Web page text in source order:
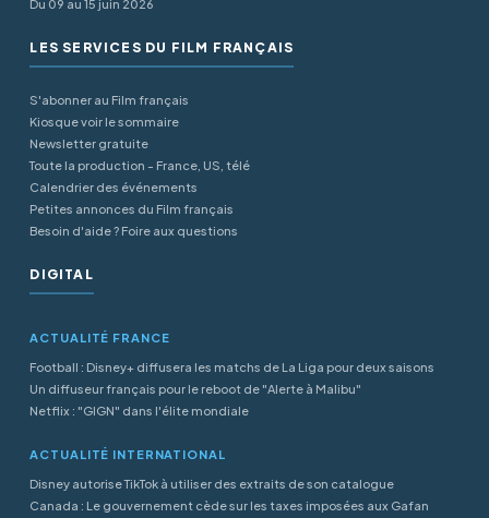
Du 09 au 15 juin 2026
LES SERVICES DU FILM FRANÇAIS
S'abonner au Film français
Kiosque voir le sommaire
Newsletter gratuite
Toute la production - France, US, télé
Calendrier des événements
Petites annonces du Film français
Besoin d'aide ? Foire aux questions
DIGITAL
ACTUALITÉ FRANCE
Football : Disney+ diffusera les matchs de La Liga pour deux saisons
Un diffuseur français pour le reboot de "Alerte à Malibu"
Netflix : "GIGN" dans l'élite mondiale
ACTUALITÉ INTERNATIONAL
Disney autorise TikTok à utiliser des extraits de son catalogue
Canada : Le gouvernement cède sur les taxes imposées aux Gafan